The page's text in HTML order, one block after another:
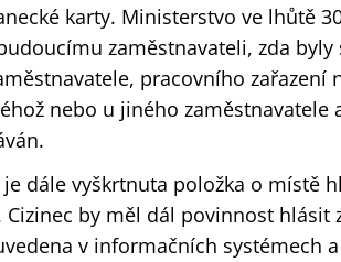
karty. Ministerstvo ve lhůtě
zaměstnavateli, zda
pracovního
nebo u jiného
dále vyškrtnuta položka o místě
Cizinec by měl dál povinnost hlásit
v informačních systémech